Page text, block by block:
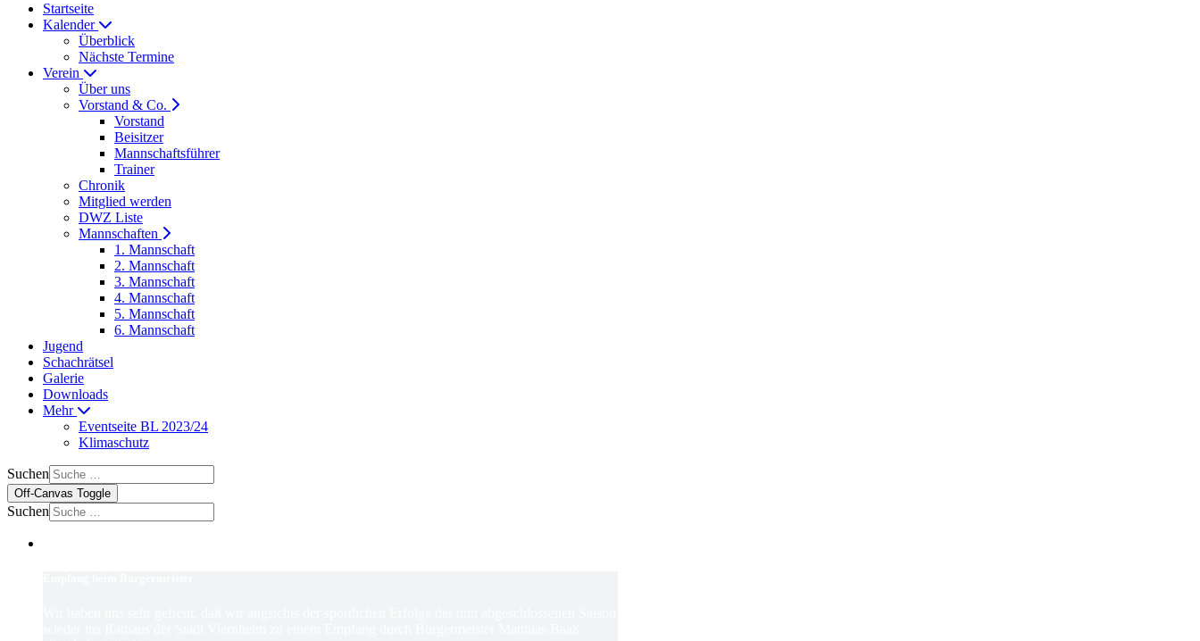
Startseite
Kalender
Überblick
Nächste Termine
Verein
Über uns
Vorstand & Co.
Vorstand
Beisitzer
Mannschaftsführer
Trainer
Chronik
Mitglied werden
DWZ Liste
Mannschaften
1. Mannschaft
2. Mannschaft
3. Mannschaft
4. Mannschaft
5. Mannschaft
6. Mannschaft
Jugend
Schachrätsel
Galerie
Downloads
Mehr
Eventseite BL 2023/24
Klimaschutz
Suchen
Off-Canvas Toggle
Suchen